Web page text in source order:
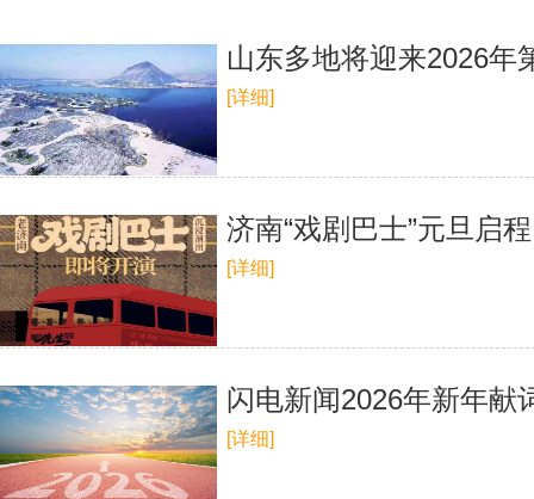
山东多地将迎来2026年
[详细]
济南“戏剧巴士”元旦启
[详细]
闪电新闻2026年新年献
[详细]